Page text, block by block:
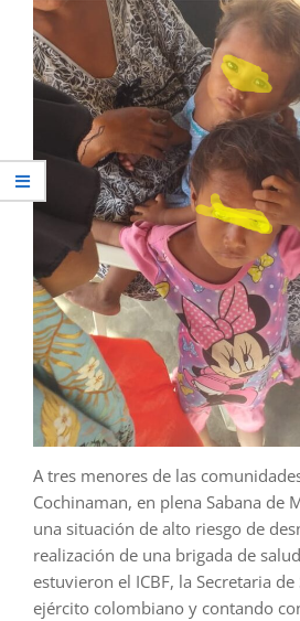
A tres menores de las
Cochinaman, en plena Sabana de
una situación de alto riesgo de
realización de una brigada de
estuvieron el ICBF, la Secretaria
ejército colombiano y contando